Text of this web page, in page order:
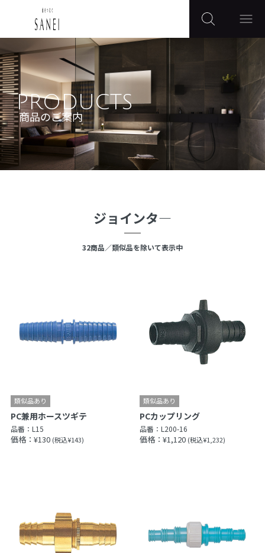
PRODUCTS
商品のご案内
ジョインタ―
32商品／類似品を除いて表示中
PC兼用ホースツギテ
品番： L15
価格：¥130 (税込¥143)
PCカップリング
品番：L200-16
価格：¥1,120 (税込¥1,232)